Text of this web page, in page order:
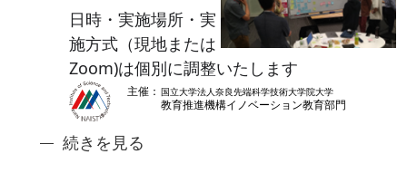
日時・実施場所・実
施方式（現地または
Zoom)は個別に調整いたします
奈良先端ジュニアアントレ講座2: 食のイノベ
続きを見る